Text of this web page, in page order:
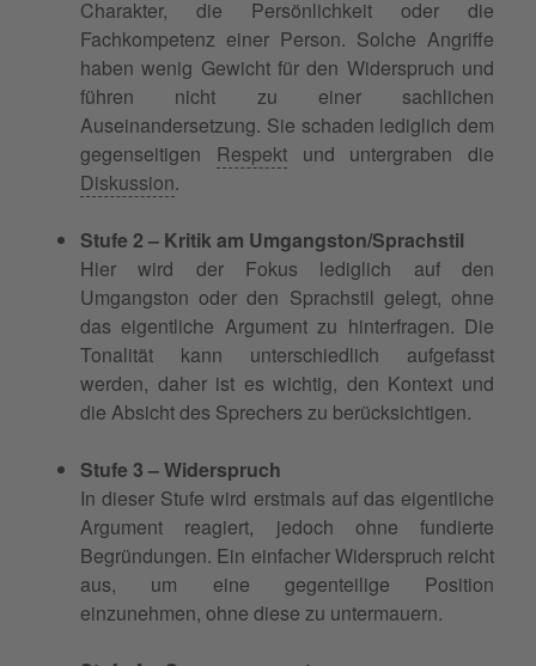
Charakter, die Persönlichkeit oder die
Fachkompetenz einer Person. Solche Angriffe
haben wenig Gewicht für den Widerspruch und
führen nicht zu einer sachlichen
Auseinandersetzung. Sie schaden lediglich dem
gegenseitigen Respektund untergraben die
Diskussion.
Stufe 2 – Kritik am Umgangston/Sprachstil
Hier wird der Fokus lediglich auf den
Umgangston oder den Sprachstil gelegt, ohne
das eigentliche Argument zu hinterfragen. Die
Tonalität kann unterschiedlich aufgefasst
werden, daher ist es wichtig, den Kontext und
die Absicht des Sprechers zu berücksichtigen.
Stufe 3 – Widerspruch
In dieser Stufe wird erstmals auf das eigentliche
Argument reagiert, jedoch ohne fundierte
Begründungen. Ein einfacher Widerspruch reicht
aus, um eine gegenteilige Position
einzunehmen, ohne diese zu untermauern.